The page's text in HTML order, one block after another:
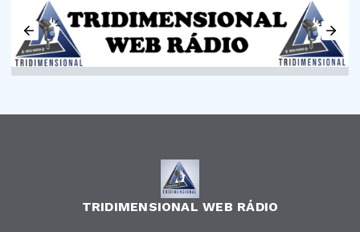
TRIDIMENSIONAL WEB RÁDIO